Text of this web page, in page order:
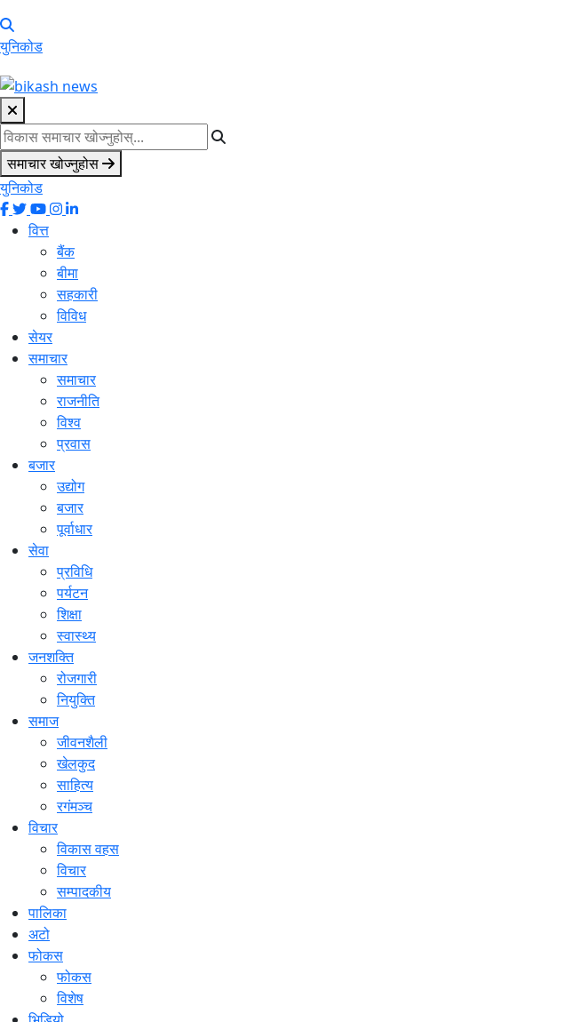
युनिकोड
समाचार खोज्नुहोस
युनिकोड
वित्त
बैंक
बीमा
सहकारी
विविध
सेयर
समाचार
समाचार
राजनीति
विश्व
प्रवास
बजार
उद्योग
बजार
पूर्वाधार
सेवा
प्रविधि
पर्यटन
शिक्षा
स्वास्थ्य
जनशक्ति
रोजगारी
नियुक्ति
समाज
जीवनशैली
खेलकुद
साहित्य
रगंमञ्च
विचार
विकास वहस
विचार
सम्पादकीय
पालिका
अटो
फोकस
फोकस
विशेष